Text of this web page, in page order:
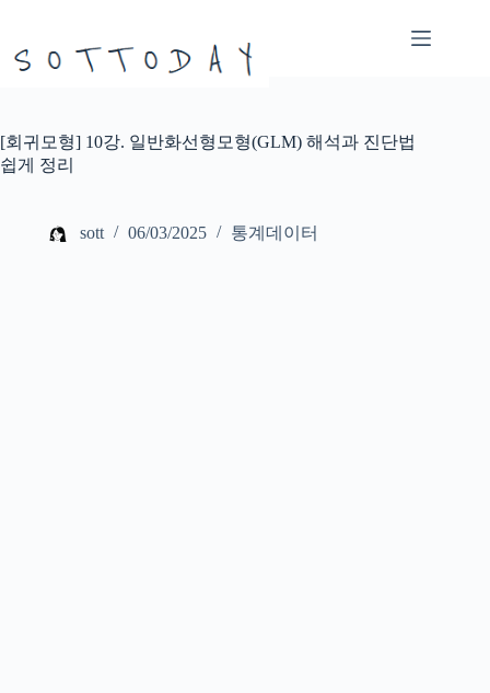
으
뛰
기
[회귀모형] 10강. 일반화선형모형(GLM) 해석과 진단법
쉽게 정리
sott 06/03/2025 통계데이터